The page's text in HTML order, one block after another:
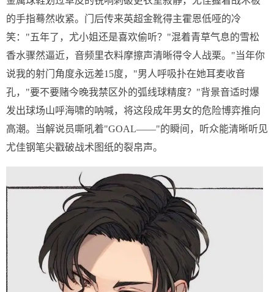
的手指蓦然收紧。门后传来英超金靴得主霍恩低哑的冷
笑："五年了，尤小姐还是喜欢偷听？"混着青草气息的雪松
香水骤然逼近，音频里衣料摩擦声清晰得令人战栗。"当年你
说我的射门角度永远差15度，"男人呼吸扑在她耳麦收音
孔，"要不要赌今晚我禁区外的弧线球精度？"背景音适时爆
发出球场山呼海啸的呐喊，将这段成年男女的危险博弈推向
高潮。当解说员嘶吼着"GOAL——"的瞬间，听众能清晰听见
尤佳钢笔尖戳破战术图纸的裂帛声。